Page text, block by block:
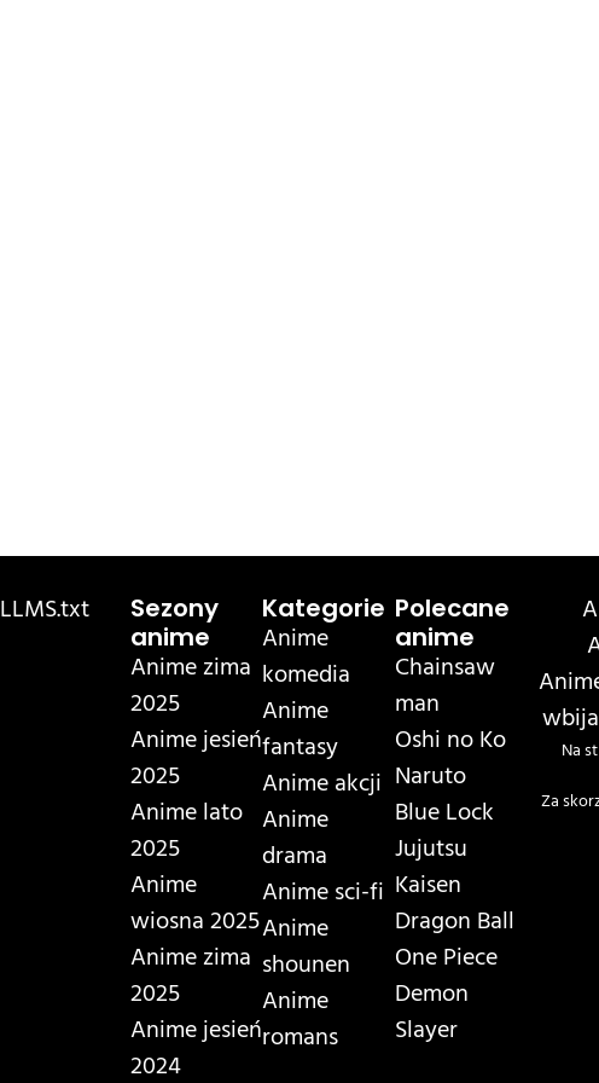
LLMS.txt
Sezony
anime
Anime zima
2025
Anime jesień
2025
Anime lato
2025
Anime
wiosna 2025
Anime zima
2025
Anime jesień
2024
Kategorie
Anime
komedia
Anime
fantasy
Anime akcji
Anime
drama
Anime sci-fi
Anime
shounen
Anime
romans
Polecane
anime
Chainsaw
man
Oshi no Ko
Naruto
Blue Lock
Jujutsu
Kaisen
Dragon Ball
One Piece
Demon
Slayer
Na
Za